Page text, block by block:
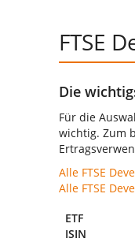
FTSE
Die
Für die
wichtig. Zum
Alle FTSE
Alle FTSE
ETF
ISIN